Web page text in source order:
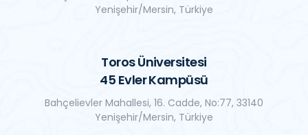
Yenişehir/Mersin, Türkiye
Toros Üniversitesi
45 Evler Kampüsü
Bahçelievler Mahallesi, 16. Cadde, No:77, 33140
Yenişehir/Mersin, Türkiye